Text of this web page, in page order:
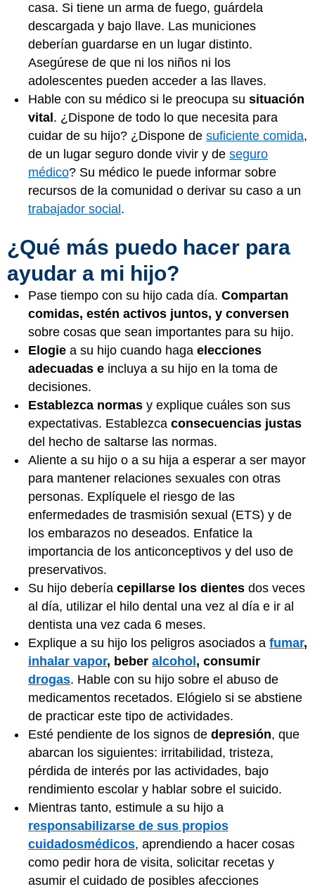
casa. Si tiene un arma de fuego, guárdela
descargada y bajo llave. Las municiones
deberían guardarse en un lugar distinto.
Asegúrese de que ni los niños ni los
adolescentes pueden acceder a las llaves.
Hable con su médico si le preocupa su situación
vital . ¿Dispone de todo lo que necesita para
cuidar de su hijo? ¿Dispone de suficiente comida,
de un lugar seguro donde vivir y de seguro
médico? Su médico le puede informar sobre
recursos de la comunidad o derivar su caso a un
trabajador social .
¿Qué más puedo hacer para
ayudar a mi hijo?
Pase tiempo con su hijo cada día. Compartan
comidas, estén activos juntos, y conversen
sobre cosas que sean importantes para su hijo.
Elogie a su hijo cuando haga elecciones
adecuadas e incluya a su hijo en la toma de
decisiones.
Establezca normas y explique cuáles son sus
expectativas. Establezca consecuencias justas
del hecho de saltarse las normas.
Aliente a su hijo o a su hija a esperar a ser mayor
para mantener relaciones sexuales con otras
personas. Explíquele el riesgo de las
enfermedades de trasmisión sexual (ETS) y de
los embarazos no deseados. Enfatice la
importancia de los anticonceptivos y del uso de
preservativos.
Su hijo debería cepillarse los dientes dos veces
al día, utilizar el hilo dental una vez al día e ir al
dentista una vez cada 6 meses.
Explique a su hijo los peligros asociados a fumar,
inhalar vapor, beber alcohol, consumir
drogas. Hable con su hijo sobre el abuso de
medicamentos recetados. Elógielo si se abstiene
de practicar este tipo de actividades.
Esté pendiente de los signos de depresión, que
abarcan los siguientes: irritabilidad, tristeza,
pérdida de interés por las actividades, bajo
rendimiento escolar y hablar sobre el suicido.
Mientras tanto, estimule a su hijo a
responsabilizarse de sus propios
cuidadosmédicos, aprendiendo a hacer cosas
como pedir hora de visita, solicitar recetas y
asumir el cuidado de posibles afecciones